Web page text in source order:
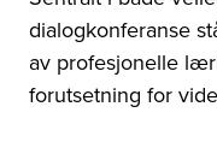
dialogkonferanse
av profesjonelle
forutsetning for